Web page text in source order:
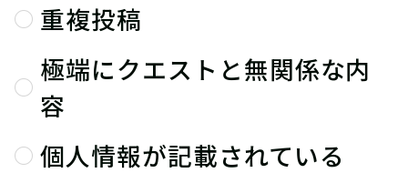
重複投稿
極端にクエストと無関係な内
容
個人情報が記載されている